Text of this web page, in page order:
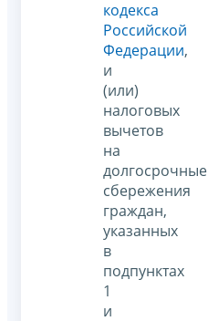
кодекса
Российской
Федерации,
и
(или)
налоговых
вычетов
на
долгосрочные
сбережения
граждан,
указанных
в
подпунктах
1
и